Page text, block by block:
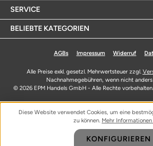
SERVICE
BELIEBTE KATEGORIEN
AGBs Impressum Widerruf
Alle Preise exkl. gesetzl. Mehrwertsteuer zzgl.
Nachnahmegebühren, wenn nicht
© 2026 EPM Handels GmbH - Alle Rechte
Diese Website verwendet Cookies, um eine
zu können. Mehr Informationen
KONFIGURIEREN